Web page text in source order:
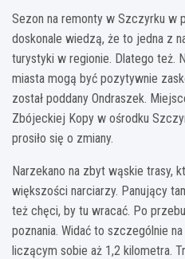
Sezon na remonty w Szczyrku w
doskonale wiedzą, że to jedna z
turystyki w regionie. Dlatego też.
miasta mogą być pozytywnie
został poddany Ondraszek.
Zbójeckiej Kopy w ośrodku
prosiło się o zmiany.
Narzekano na zbyt wąskie trasy,
większości narciarzy. Panujący
też chęci, by tu wracać. Po
poznania. Widać to szczególnie
liczącym sobie aż 1,2 kilometra.